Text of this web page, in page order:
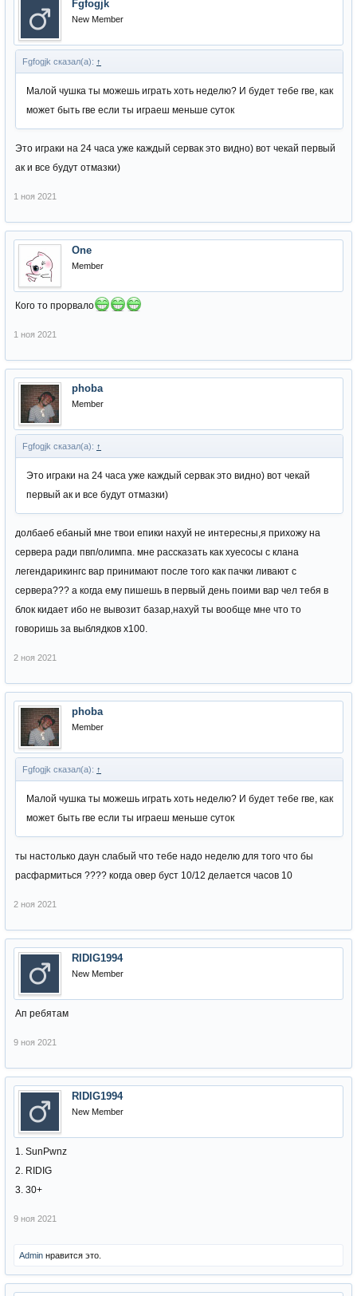
Fgfogjk
New Member
Fgfogjk сказал(а): ↑
Малой чушка ты можешь играть хоть неделю? И будет тебе гве, как
может быть гве если ты играеш меньше суток
Это играки на 24 часа уже каждый сервак это видно) вот чекай первый
ак и все будут отмазки)
1 ноя 2021
One
Member
Кого то прорвало
1 ноя 2021
phoba
Member
Fgfogjk сказал(а): ↑
Это играки на 24 часа уже каждый сервак это видно) вот чекай
первый ак и все будут отмазки)
долбаеб ебаный мне твои епики нахуй не интересны,я прихожу на
сервера ради пвп/олимпа. мне рассказать как хуесосы с клана
легендарикингс вар принимают после того как пачки ливают с
сервера??? а когда ему пишешь в первый день поими вар чел тебя в
блок кидает ибо не вывозит базар,нахуй ты вообще мне что то
говоришь за выблядков х100.
2 ноя 2021
phoba
Member
Fgfogjk сказал(а): ↑
Малой чушка ты можешь играть хоть неделю? И будет тебе гве, как
может быть гве если ты играеш меньше суток
ты настолько даун слабый что тебе надо неделю для того что бы
расфармиться ???? когда овер буст 10/12 делается часов 10
2 ноя 2021
RIDIG1994
New Member
Ап ребятам
9 ноя 2021
RIDIG1994
New Member
1. SunPwnz
2. RIDIG
3. 30+
9 ноя 2021
Admin нравится это.